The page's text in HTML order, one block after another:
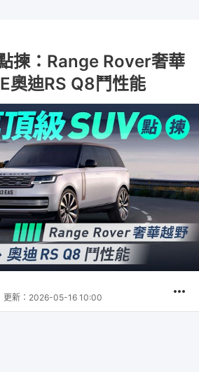
揀：Range Rover奢華
迪RS Q8鬥性能
更新： 2026-05-16 10:00